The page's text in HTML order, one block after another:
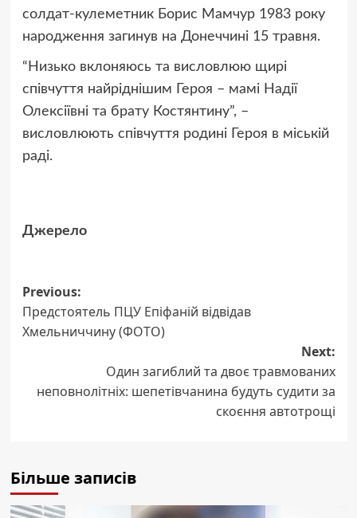
солдат-кулеметник Борис Мамчур 1983 року
народження загинув на Донеччині 15 травня.
“Низько вклоняюсь та висловлюю щирі
співчуття найріднішим Героя – мамі Надії
Олексіївні та брату Костянтину”, –
висловлюють співчуття родині Героя в міській
раді.
Джерело
Post
navigation
Previous:
Предстоятель ПЦУ Епіфаній відвідав
Хмельниччину (ФОТО)
Next:
Один загиблий та двоє травмованих
неповнолітніх: шепетівчанина будуть судити за
скоєння автотрощі
Більше записів